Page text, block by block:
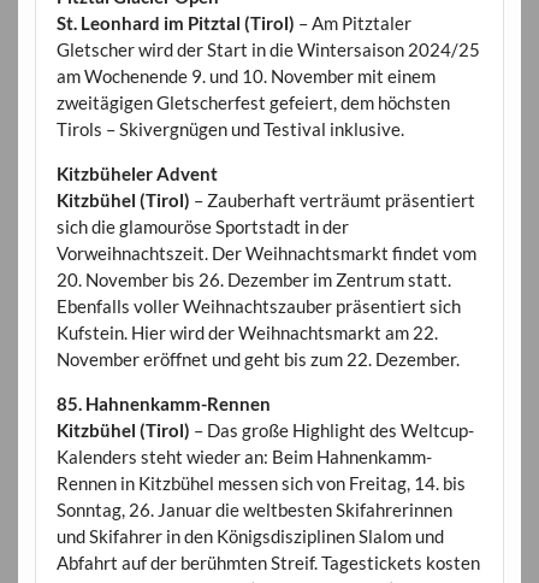
St. Leonhard im Pitztal (Tirol) – Am Pitztaler
Gletscher wird der Start in die Wintersaison 2024/25
am Wochenende 9. und 10. November mit einem
zweitägigen Gletscherfest gefeiert, dem höchsten
Tirols – Skivergnügen und Testival inklusive.
Kitzbüheler Advent
Kitzbühel (Tirol) – Zauberhaft verträumt präsentiert
sich die glamouröse Sportstadt in der
Vorweihnachtszeit. Der Weihnachtsmarkt findet vom
20. November bis 26. Dezember im Zentrum statt.
Ebenfalls voller Weihnachtszauber präsentiert sich
Kufstein. Hier wird der Weihnachtsmarkt am 22.
November eröffnet und geht bis zum 22. Dezember.
85. Hahnenkamm-Rennen
Kitzbühel (Tirol) – Das große Highlight des Weltcup-
Kalenders steht wieder an: Beim Hahnenkamm-
Rennen in Kitzbühel messen sich von Freitag, 14. bis
Sonntag, 26. Januar die weltbesten Skifahrerinnen
und Skifahrer in den Königsdisziplinen Slalom und
Abfahrt auf der berühmten Streif. Tagestickets kosten